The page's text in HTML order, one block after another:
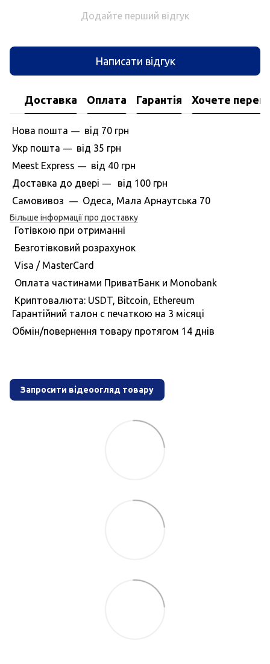
Додайте перший відгук
Написати відгук
Доставка Оплата Гарантія Хочете
Нова пошта — вiд 70 грн
Укр пошта — вiд 35 грн
Meest Express — вiд 40 грн
Доставка до дверi —вiд 100 грн
Самовивоз
— Одеса, Мала Арнаутська 70
Більше інформації про доставку
Готівкою при отриманні
Безготівковий розрахунок
Visa / MasterCard
Оплата частинами ПриватБанк и Monobank
Криптовалюта: USDT, Bitcoin, Ethereum
Гарантiйний талон с печаткою на 3 мiсяцi
Обмiн/повернення товару протягом 14 днiв
Запросити відеоогляд товару